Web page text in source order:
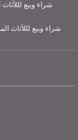
شراء وبيع
شراء وبيع لللأثاث